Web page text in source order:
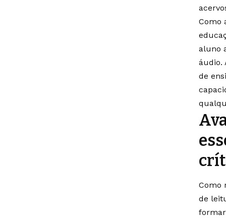
Como
aluno
áudio.
de
Como
de